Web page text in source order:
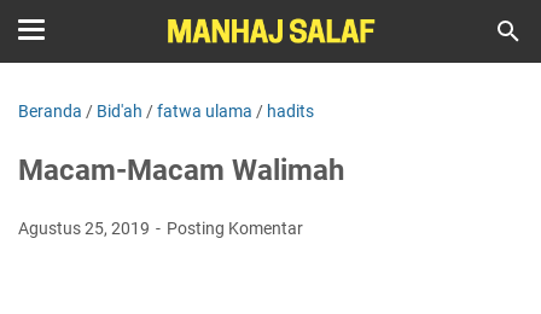
Beranda / Bid'ah /fatwa ulama / hadits
Macam-Macam Walimah
Agustus 25, 2019 Posting Komentar